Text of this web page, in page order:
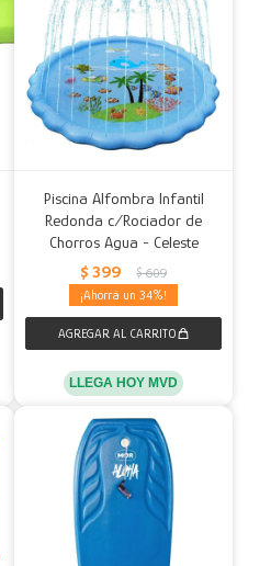
Piscina Alfombra Infantil
Redonda c/Rociador de
Chorros Agua - Celeste
$ 399 $ 609
34
LLEGA HOY MVD